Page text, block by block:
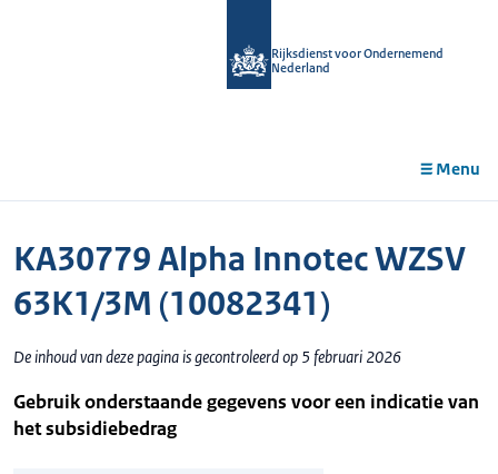
Rijksdienst voor Ondernemend
Nederland
Menu
KA30779 Alpha Innotec WZSV
63K1/3M (10082341)
De inhoud van deze pagina is gecontroleerd op 5 februari 2026
Gebruik onderstaande gegevens voor een indicatie van
het subsidiebedrag